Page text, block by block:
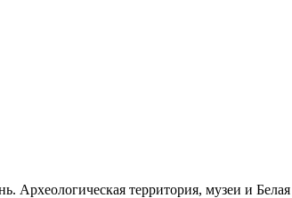
Археологическая территория, музеи и